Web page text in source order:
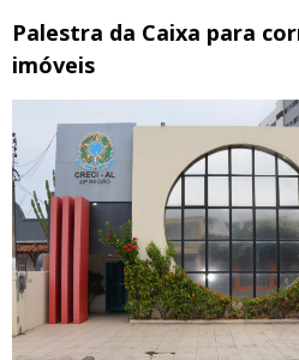
Palestra da Caixa para
imóveis